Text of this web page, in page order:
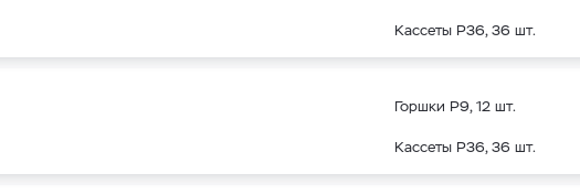
Кассеты Р36, 36 шт.
Горшки Р9, 12 шт.
Кассеты Р36, 36 шт.